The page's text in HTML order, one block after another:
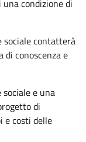
condizione di
sociale contatterà
conoscenza e
e una
di
e costi delle